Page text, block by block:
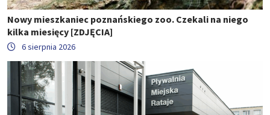
Nowy mieszkaniec poznańskiego zoo. Czekali na niego
kilka miesięcy [ZDJĘCIA]
6 sierpnia 2026